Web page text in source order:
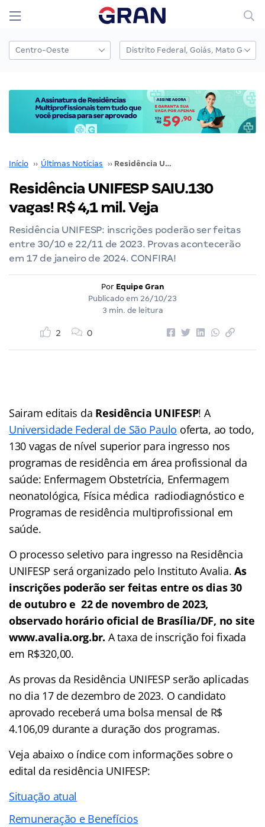
Início ›› Últimas Notícias ›› Residência UNIFESP SAIU.130 vagas! R$ 4,1 mil. Veja
Residência UNIFESP SAIU.130
vagas! R$ 4,1 mil. Veja
Residência UNIFESP: inscrições poderão ser feitas
entre 30/10 e 22/11 de 2023. Provas acontecerão
em 17 de janeiro de 2024. CONFIRA!
Por Equipe Gran
Publicado em 26/10/23
3 min. de leitura
2 0
Sairam editais da Residência UNIFESP! A
Universidade Federal de São Paulo oferta, ao todo,
130 vagas de nível superior para ingresso nos
programas de residência em área profissional da
saúde: Enfermagem Obstetrícia, Enfermagem
neonatológica, Física médica radiodiagnóstico e
Programas de residência multiprofissional em
saúde.
O processo seletivo para ingresso na Residência
UNIFESP será organizado pelo Instituto Avalia.As
inscrições poderão ser feitas entre os dias 30
de outubro e 22 de novembro de 2023,
observado horário oficial de Brasília/DF, no site
www.avalia.org.br. A taxa de inscrição foi fixada
em R$320,00.
As provas da Residência UNIFESP serão aplicadas
no dia 17 de dezembro de 2023. O candidato
aprovado receberá uma bolsa mensal de R$
4.106,09 durante a duração dos programas.
Veja abaixo o índicecom informações sobre o
edital da residência UNIFESP:
Situação atual
Remuneração e Benefícios